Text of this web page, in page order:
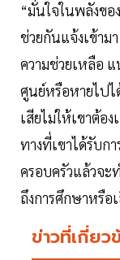
“มั่นใจในพลังข
ช่วยกันแจ้งเข้าม
ความช่วยเหลือ
ศูนย์หรือหายไปไ
เสียไม่ให้เขาต้อ
ทางที่เขาได้รับก
ครอบครัวแล้วจะ
ถึงการศึกษาหรื
ข่าวที่เกี่ยว